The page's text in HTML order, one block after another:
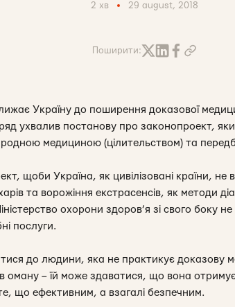
2 хв 29 august, 2018
Поширити:
Україну до поширення доказової
ухвалив постанову про законопроект,
медициною (цілительством) та
щоби Україна, як цивілізовані країни,
та ворожіння екстрасенсів, як методи
охорони здоров’я зі свого боку
послуги.
до людини, яка не практикує доказову
в оману – їй може здаватися, що вона
що ефективним, а взагалі безпечним.